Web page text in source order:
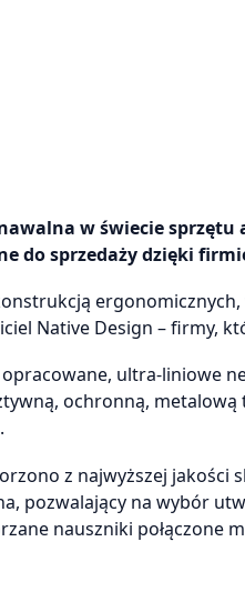
w świecie
do sprzedaży dzięki
Native Design – firmy,
ultra-liniowe
ochronną,
z najwyższej jakości
pozwalający na wybór
nauszniki